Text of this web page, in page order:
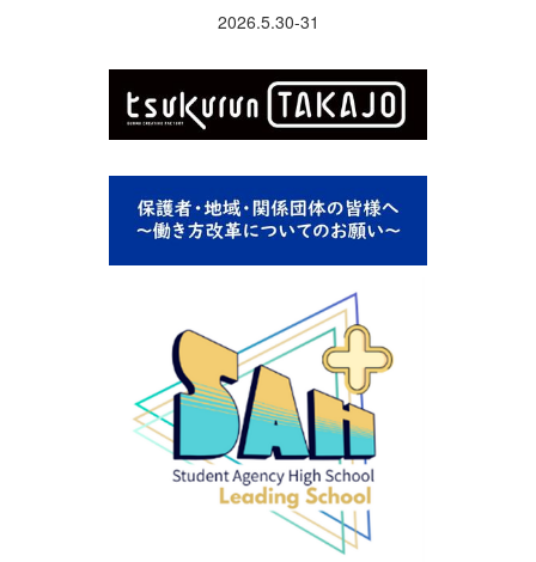
2026.5.30-31